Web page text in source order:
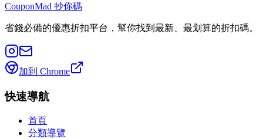
CouponMad 抄你碼
省錢必備的優惠折扣平台，幫你找到最新、最划算的折扣碼。
加到 Chrome
快速導航
首頁
分類導覽